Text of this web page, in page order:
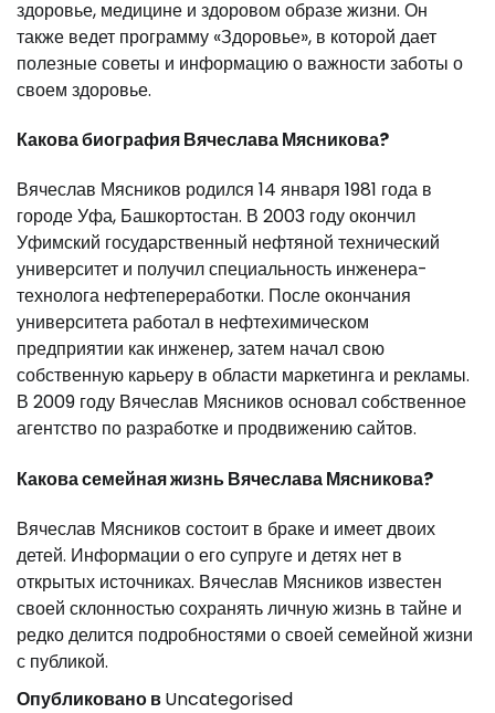
здоровье, медицине и здоровом образе жизни. Он
также ведет программу «Здоровье», в которой дает
полезные советы и информацию о важности заботы о
своем здоровье.
Какова биография Вячеслава Мясникова?
Вячеслав Мясников родился 14 января 1981 года в
городе Уфа, Башкортостан. В 2003 году окончил
Уфимский государственный нефтяной технический
университет и получил специальность инженера-
технолога нефтепереработки. После окончания
университета работал в нефтехимическом
предприятии как инженер, затем начал свою
собственную карьеру в области маркетинга и рекламы.
В 2009 году Вячеслав Мясников основал собственное
агентство по разработке и продвижению сайтов.
Какова семейная жизнь Вячеслава Мясникова?
Вячеслав Мясников состоит в браке и имеет двоих
детей. Информации о его супруге и детях нет в
открытых источниках. Вячеслав Мясников известен
своей склонностью сохранять личную жизнь в тайне и
редко делится подробностями о своей семейной жизни
с публикой.
Опубликовано вUncategorised